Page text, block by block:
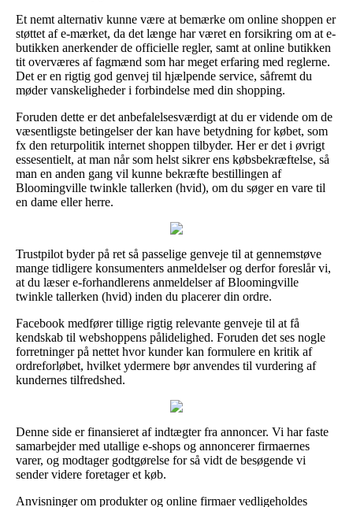
Et nemt alternativ kunne være at bemærke om online shoppen er
støttet af e-mærket, da det længe har været en forsikring om at e-
butikken anerkender de officielle regler, samt at online butikken
tit overværes af fagmænd som har meget erfaring med reglerne.
Det er en rigtig god genvej til hjælpende service, såfremt du
møder vanskeligheder i forbindelse med din shopping.
Foruden dette er det anbefalelsesværdigt at du er vidende om de
væsentligste betingelser der kan have betydning for købet, som
fx den returpolitik internet shoppen tilbyder. Her er det i øvrigt
essesentielt, at man når som helst sikrer ens købsbekræftelse, så
man en anden gang vil kunne bekræfte bestillingen af
Bloomingville twinkle tallerken (hvid), om du søger en vare til
en dame eller herre.
Trustpilot byder på ret så passelige genveje til at gennemstøve
mange tidligere konsumenters anmeldelser og derfor foreslår vi,
at du læser e-forhandlerens anmeldelser af Bloomingville
twinkle tallerken (hvid) inden du placerer din ordre.
Facebook medfører tillige rigtig relevante genveje til at få
kendskab til webshoppens pålidelighed. Foruden det ses nogle
forretninger på nettet hvor kunder kan formulere en kritik af
ordreforløbet, hvilket ydermere bør anvendes til vurdering af
kundernes tilfredshed.
Denne side er finansieret af indtægter fra annoncer. Vi har faste
samarbejder med utallige e-shops og annoncerer firmaernes
varer, og modtager godtgørelse for så vidt de besøgende vi
sender videre foretager et køb.
Anvisninger om produkter og online firmaer vedligeholdes